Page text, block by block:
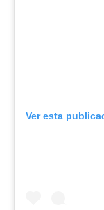
Ver esta